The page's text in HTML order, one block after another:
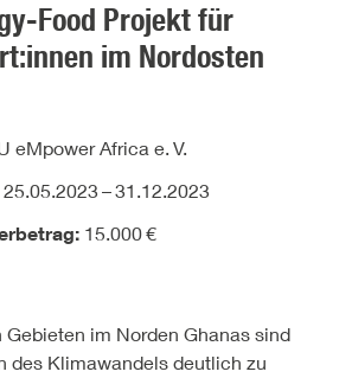
Food Projekt für
im Nordosten
eMpower Africa e. V.
25.05.2023 –31.12.2023
15.000€
Gebieten im Norden Ghanas sind
des Klimawandels deutlich zu